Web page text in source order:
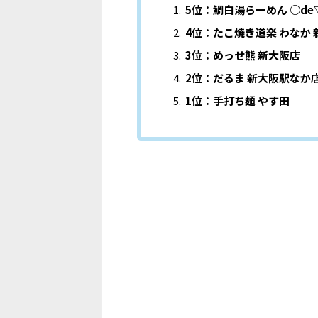
5位：鯛白湯らーめん
4位：たこ焼き道楽 わなか
3位：めっせ熊 新大阪店
2位：だるま 新大阪駅なか
1位：手打ち麺 やす田